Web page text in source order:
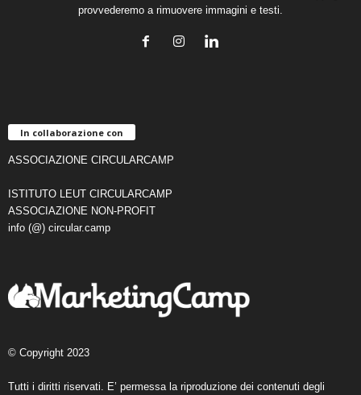
provvederemo a rimuovere immagini e testi.
In collaborazione con
ASSOCIAZIONE CIRCULARCAMP
ISTITUTO LEUT CIRCULARCAMP
ASSOCIAZIONE NON-PROFIT
info (@) circular.camp
© Copyright 2023
Tutti i diritti riservati. E’ permessa la riproduzione dei contenuti degli